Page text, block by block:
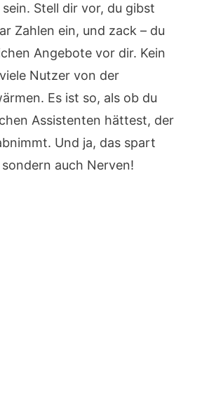
Stell dir vor, du gibst
Zahlen ein, und zack – du
Angebote vor dir. Kein
Nutzer von der
Es ist so, als ob du
Assistenten hättest, der
Und ja, das spart
auch Nerven!